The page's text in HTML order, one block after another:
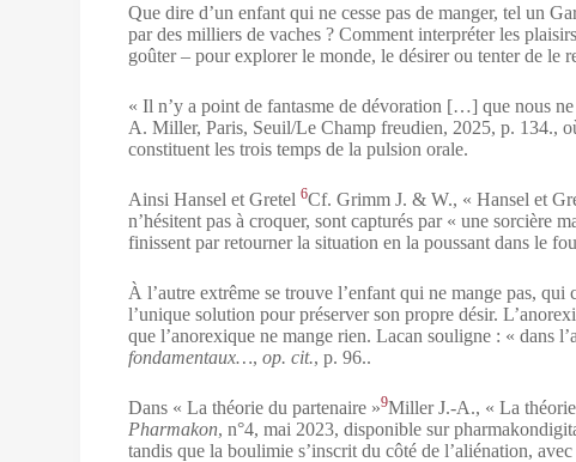
Que dire d’un enfant qui ne cesse pas de manger, tel un
par des milliers de vaches ? Comment interpréter les
goûter – pour explorer le monde, le désirer ou tenter de le
« Il n’y a point de fantasme de dévoration […] que nous
A. Miller, Paris, Seuil/Le Champ freudien, 2025, p. 134.,
constituent les trois temps de la pulsion orale.
Ainsi Hansel et Gretel6Cf. Grimm J. & W., « Hansel et
n’hésitent pas à croquer, sont capturés par « une sorcière
finissent par retourner la situation en la poussant dans le
À l’autre extrême se trouve l’enfant qui ne mange pas,
l’unique solution pour préserver son propre désir.
que l’anorexique ne mange rien. Lacan souligne : « dans
fondamentaux…,op. cit., p. 96..
Dans « La théorie du partenaire »9Miller J.-A., « La
Pharmakon, n°4, mai 2023, disponible sur
tandis que la boulimie s’inscrit du côté de l’aliénation,